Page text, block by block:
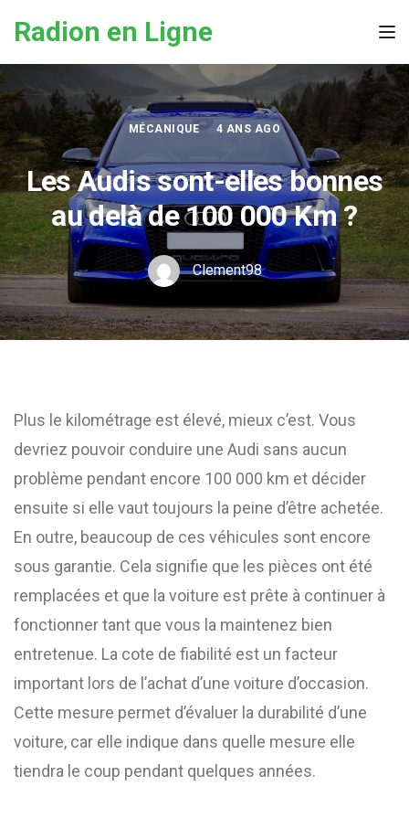
Radion en Ligne
MÉCANIQUE 4 ANS AGO
Les Audis sont-elles bonnes
au delà de 100 000 Km ?
Clement98
Plus le kilométrage est élevé, mieux c’est. Vous
devriez pouvoir conduire une Audi sans aucun
problème pendant encore 100 000 km et décider
ensuite si elle vaut toujours la peine d’être achetée.
En outre, beaucoup de ces véhicules sont encore
sous garantie. Cela signifie que les pièces ont été
remplacées et que la voiture est prête à continuer à
fonctionner tant que vous la maintenez bien
entretenue. La cote de fiabilité est un facteur
important lors de l’achat d’une voiture d’occasion.
Cette mesure permet d’évaluer la durabilité d’une
voiture, car elle indique dans quelle mesure elle
tiendra le coup pendant quelques années.